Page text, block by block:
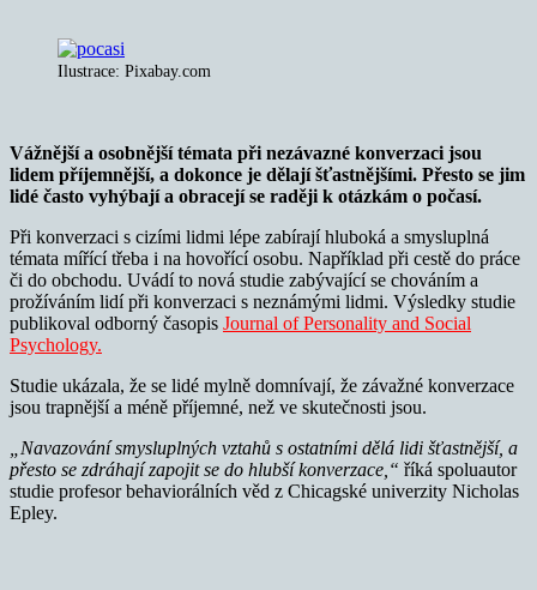
Ilustrace: Pixabay.com
Vážnější a osobnější témata při nezávazné konverzaci jsou
lidem příjemnější, a dokonce je dělají šťastnějšími. Přesto se jim
lidé často vyhýbají a obracejí se raději k otázkám o počasí.
Při konverzaci s cizími lidmi lépe zabírají hluboká a smysluplná
témata mířící třeba i na hovořící osobu. Například při cestě do práce
či do obchodu. Uvádí to nová studie zabývající se chováním a
prožíváním lidí při konverzaci s neznámými lidmi. Výsledky studie
publikoval odborný časopis Journal of Personality and Social
Psychology.
Studie ukázala, že se lidé mylně domnívají, že závažné konverzace
jsou trapnější a méně příjemné, než ve skutečnosti jsou.
„Navazování smysluplných vztahů s ostatními dělá lidi šťastnější, a
přesto se zdráhají zapojit se do hlubší konverzace,“ říká spoluautor
studie profesor behaviorálních věd z Chicagské univerzity Nicholas
Epley.